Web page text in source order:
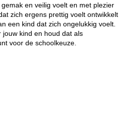
en veilig voelt en met plezier
zich ergens prettig voelt ontwikkelt
een kind dat zich ongelukkig voelt.
jouw kind en houd dat als
voor de schoolkeuze.